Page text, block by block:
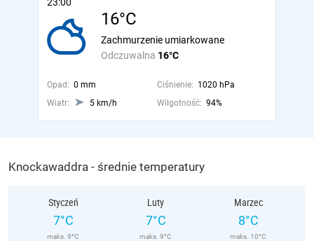
16°C
Odczuwalna 16°C
Zachmurzenie umiarkowane
Opad: 0 mm Ciśnienie: 1020 hPa
Wiatr:
5 km/h Wilgotność: 94%
Knockawaddra - średnie temperatury
Styczeń
7°C
maks. 9°C
Luty
7°C
maks. 9°C
Marzec
8°C
maks. 10°C